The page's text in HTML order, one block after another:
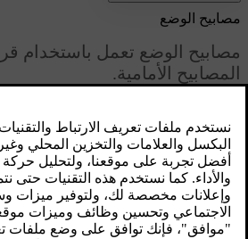
مصابيح الوضع
مصابيح الوضع تعمل باستخدام
المصابيح الأمامية.